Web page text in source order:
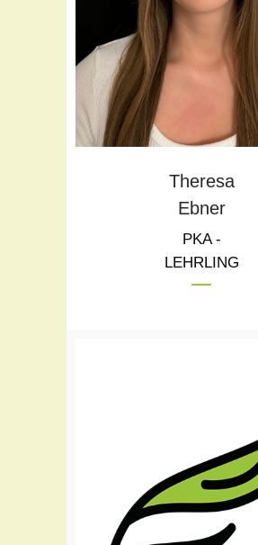
Theresa
Ebner
PKA -
LEHRLING
Teil des Flora Teams seit: